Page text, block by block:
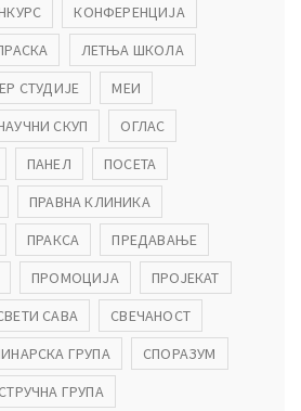
КОНФЕРЕНЦИЈА
ЛЕТЊА ШКОЛА
СТУДИЈЕ
МЕИ
СКУП
ОГЛАС
ПАНЕЛ
ПОСЕТА
ПРАВНА КЛИНИКА
ПРАКСА
ПРЕДАВАЊЕ
ПРОМОЦИЈА
ПРОЈЕКАТ
САВА
СВЕЧАНОСТ
ГРУПА
СПОРАЗУМ
СТРУЧНА ГРУПА